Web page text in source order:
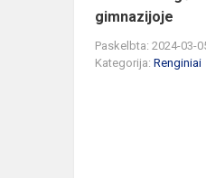
gimnazijoje
Paskelbta: 2024-03-
Kategorija: Renginiai